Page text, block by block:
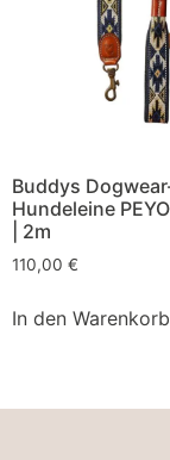
Buddys
Hundeleine
| 2m
110,00 €
In den Warenkorb